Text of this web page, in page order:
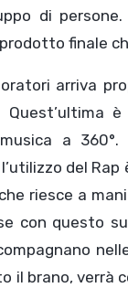
di
finale
arriva
Quest’ultima
a
del
riesce a
con questo
il brano, verrà